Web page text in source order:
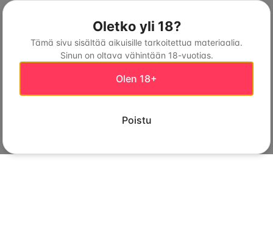
Oletko yli 18?
Tämä sivu sisältää aikuisille tarkoitettua materiaalia.
Sinun on oltava vähintään 18-vuotias.
Olen 18+
Poistu